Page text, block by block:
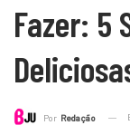
Fazer: 5
Por Redação